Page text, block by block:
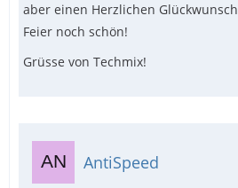
aber einen Herzlichen Glückwunsch
Feier noch schön!
Grüsse von Techmix!
AntiSpeed